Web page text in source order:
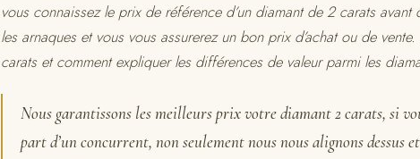
vous connaissez le prix de référence d’un diamant de 2 carats
les arnaques et vous vous assurerez un bon prix d’achat ou de
carats et comment expliquer les différences de valeur parmi les
Nous garantissons les meilleurs prix votre diamant 2 carats, si
part d’un concurrent, non seulement nous nous alignons dessus